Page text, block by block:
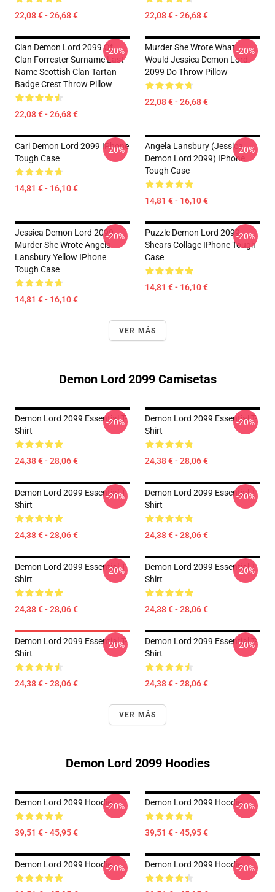
22,08 € - 26,68 € 22,08 € - 26,68 €
Clan Demon Lord 2099 Of
Clan Forrester Surname Last
Name Scottish Clan Tartan
Badge Crest Throw Pillow
22,08 € - 26,68 €
-20%
Murder She Wrote What
Would Jessica Demon Lord
2099 Do Throw Pillow
22,08 € - 26,68 €
-20%
Cari Demon Lord 2099 IPhone
Tough Case
14,81 € - 16,10 €
-20%
Angela Lansbury (Jessica
Demon Lord 2099) IPhone
Tough Case
14,81 € - 16,10 €
-20%
Jessica Demon Lord 2099
Murder She Wrote Angela
Lansbury Yellow IPhone
Tough Case
14,81 € - 16,10 €
-20%
Puzzle Demon Lord 2099
Shears Collage IPhone Tough
Case
14,81 € - 16,10 €
-20%
VER MÁS
Demon Lord 2099 Camisetas
Demon Lord 2099 Essential T-
Shirt
24,38 € - 28,06 €
-20%
Demon Lord 2099 Essential T-
Shirt
24,38 € - 28,06 €
-20%
Demon Lord 2099 Essential T-
Shirt
24,38 € - 28,06 €
-20%
Demon Lord 2099 Essential T-
Shirt
24,38 € - 28,06 €
-20%
Demon Lord 2099 Essential T-
Shirt
24,38 € - 28,06 €
-20%
Demon Lord 2099 Essential T-
Shirt
24,38 € - 28,06 €
-20%
Demon Lord 2099 Essential T-
Shirt
24,38 € - 28,06 €
-20%
Demon Lord 2099 Essential T-
Shirt
24,38 € - 28,06 €
-20%
VER MÁS
Demon Lord 2099 Hoodies
Demon Lord 2099 Hoodie
39,51 € - 45,95 €
-20% Demon Lord 2099 Hoodie
39,51 € - 45,95 €
-20%
Demon Lord 2099 Hoodie-20% Demon Lord 2099 Hoodie-20%